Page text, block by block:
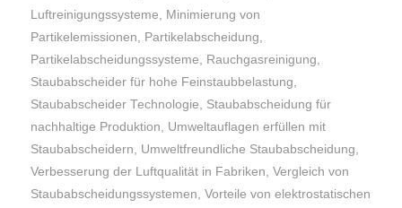
Luftreinigungssysteme
Minimierung von
Partikelemissionen
Partikelabscheidung
Partikelabscheidungssysteme
Rauchgasreinigung
Staubabscheider für hohe Feinstaubbelastung
Staubabscheider Technologie
Staubabscheidung für
nachhaltige Produktion
Umweltauflagen erfüllen mit
Staubabscheidern
Umweltfreundliche Staubabscheidung
Verbesserung der Luftqualität in Fabriken Vergleich von
Staubabscheidungssystemen Vorteile von elektrostatischen